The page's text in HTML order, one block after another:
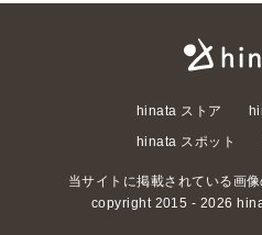
hinata ストア
hinata スポット
当サイトに掲載されている画
copyright 2015 - 2026